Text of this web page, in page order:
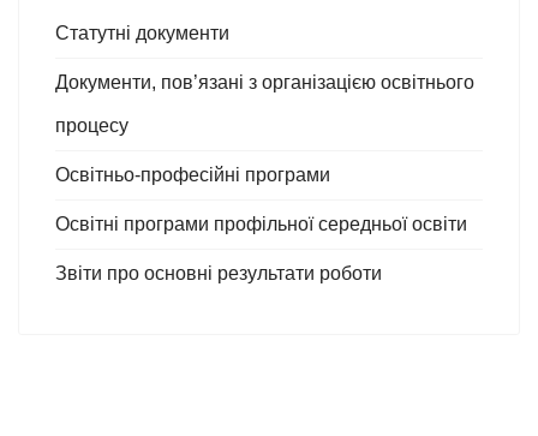
Статутні документи
Документи, пов’язані з організацією освітнього
процесу
Освітньо-професійні програми
Освітні програми профільної середньої освіти
Звіти про основні результати роботи